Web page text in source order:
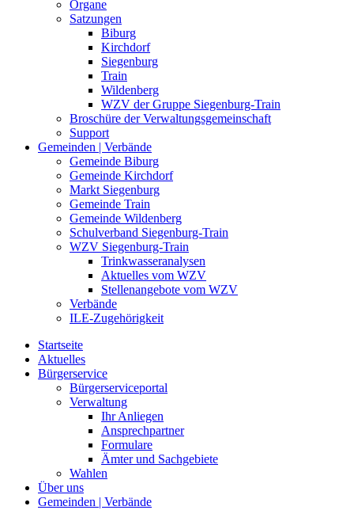
Organe
Satzungen
Biburg
Kirchdorf
Siegenburg
Train
Wildenberg
WZV der Gruppe Siegenburg-Train
Broschüre der Verwaltungsgemeinschaft
Support
Gemeinden | Verbände
Gemeinde Biburg
Gemeinde Kirchdorf
Markt Siegenburg
Gemeinde Train
Gemeinde Wildenberg
Schulverband Siegenburg-Train
WZV Siegenburg-Train
Trinkwasseranalysen
Aktuelles vom WZV
Stellenangebote vom WZV
Verbände
ILE-Zugehörigkeit
Startseite
Aktuelles
Bürgerservice
Bürgerserviceportal
Verwaltung
Ihr Anliegen
Ansprechpartner
Formulare
Ämter und Sachgebiete
Wahlen
Über uns
Gemeinden | Verbände